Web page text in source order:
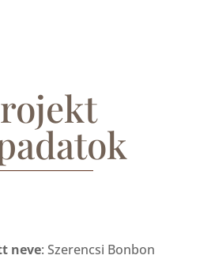
neve: Szerencsi Bonbon